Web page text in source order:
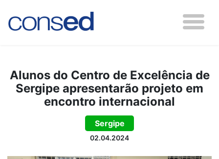
Alunos do Centro de Excelência de
Sergipe apresentarão projeto em
encontro internacional
Sergipe
02.04.2024